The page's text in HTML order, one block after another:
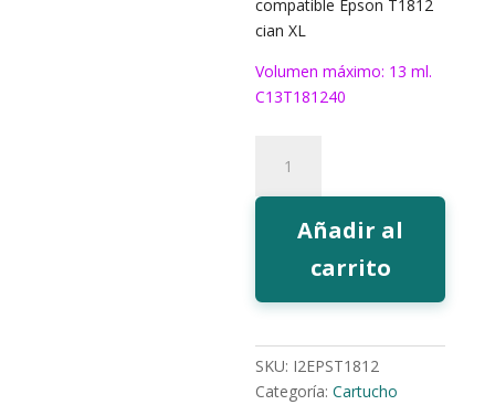
compatible Epson T1812
cian XL
Volumen máximo: 13 ml.
C13T181240
Tinta
EcoInk
cantidad
Añadir al
carrito
SKU: I2EPST1812
Categoría:Cartucho